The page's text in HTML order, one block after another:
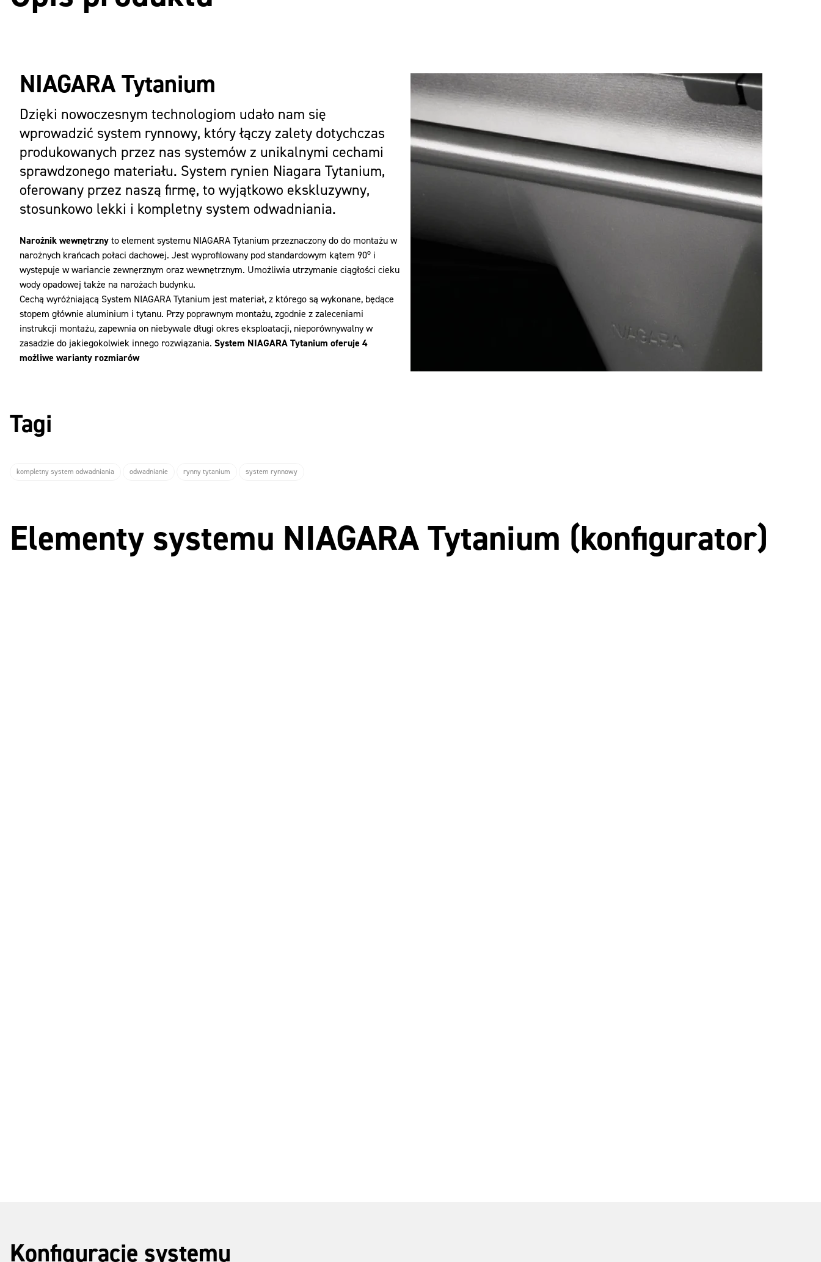
NIAGARA Tytanium
Dzięki nowoczesnym technologiom udało nam się
wprowadzić system rynnowy, który łączy zalety dotychczas
produkowanych przez nas systemów z unikalnymi cechami
sprawdzonego materiału. System rynien Niagara Tytanium,
oferowany przez naszą firmę, to wyjątkowo ekskluzywny,
stosunkowo lekki i kompletny system odwadniania.
Narożnik wewnętrznyto element systemu NIAGARA Tytanium przeznaczony do do montażu w
narożnych krańcach połaci dachowej. Jest wyprofilowany pod standardowym kątem 90o i
występuje w wariancie zewnęrznym oraz wewnętrznym. Umożliwia utrzymanie ciągłości cieku
wody opadowej także na narożach budynku.
Cechą wyróżniającą System NIAGARA Tytanium jest materiał, z którego są wykonane, będące
stopem głównie aluminium i tytanu. Przy poprawnym montażu, zgodnie z zaleceniami
instrukcji montażu, zapewnia on niebywale długi okres eksploatacji, nieporównywalny w
zasadzie do jakiegokolwiek innego rozwiązania. System NIAGARA Tytanium oferuje 4
możliwe warianty rozmiarów
Tagi
kompletny system odwadniania odwadnianie rynny tytanium system rynnowy
Elementy systemu NIAGARA Tytanium (konfigurator)
Konfiguracje systemu